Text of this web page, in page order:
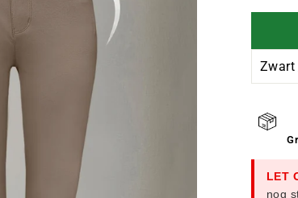
LET
nog